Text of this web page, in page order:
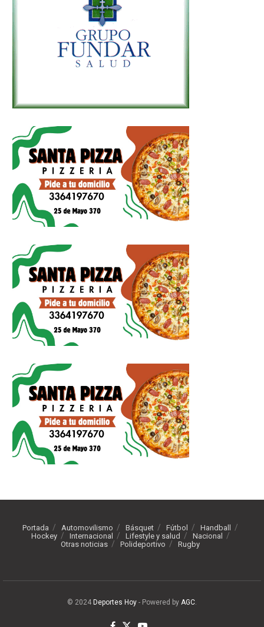
Portada Automovilismo Básquet Fútbol
Handball
Hockey
Internacional Lifestyle y salud
Nacional
Otras noticias
Polideportivo Rugby
© 2024 Deportes Hoy - Powered by AGC.